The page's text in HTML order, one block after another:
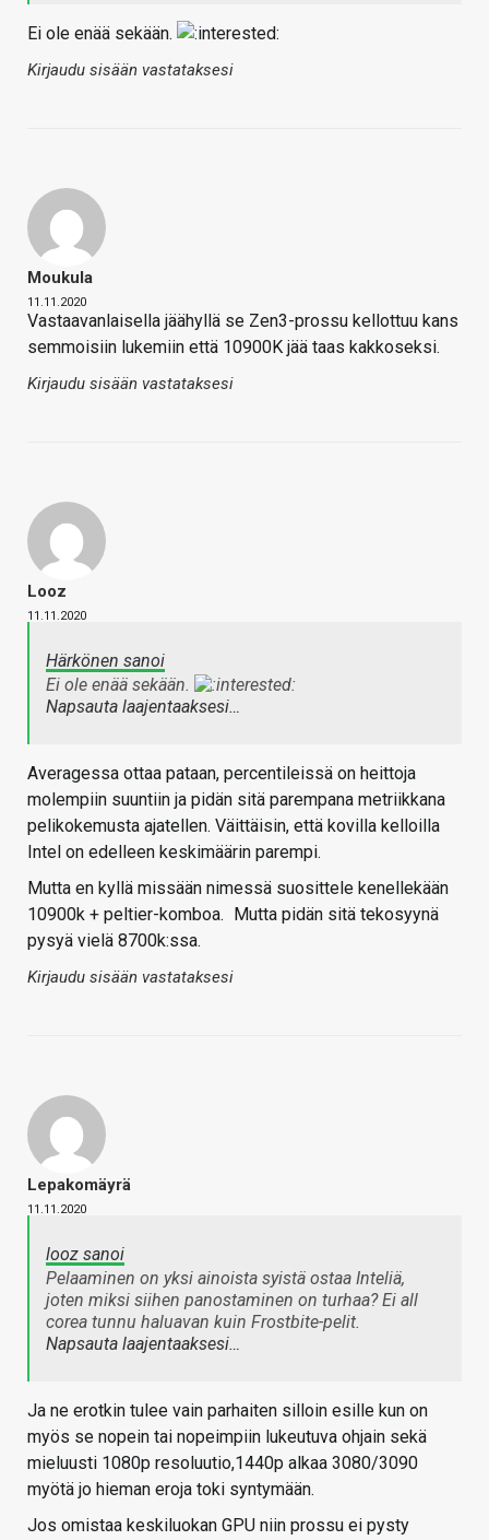
Ei ole enää sekään.
Kirjaudu sisään vastataksesi
Moukula
11.11.2020
Vastaavanlaisella jäähyllä se Zen3-prossu kellottuu kans
semmoisiin lukemiin että 10900K jää taas kakkoseksi.
Kirjaudu sisään vastataksesi
Looz
11.11.2020
Härkönen sanoi
Ei ole enää sekään.
Napsauta laajentaaksesi…
Averagessa ottaa pataan, percentileissä on heittoja
molempiin suuntiin ja pidän sitä parempana metriikkana
pelikokemusta ajatellen. Väittäisin, että kovilla kelloilla
Intel on edelleen keskimäärin parempi.
Mutta en kyllä missään nimessä suosittele kenellekään
10900k + peltier-komboa.
Mutta pidän sitä tekosyynä
pysyä vielä 8700k:ssa.
Kirjaudu sisään vastataksesi
Lepakomäyrä
11.11.2020
looz sanoi
Pelaaminen on yksi ainoista syistä ostaa Inteliä,
joten miksi siihen panostaminen on turhaa? Ei all
corea tunnu haluavan kuin Frostbite-pelit.
Napsauta laajentaaksesi…
Ja ne erotkin tulee vain parhaiten silloin esille kun on
myös se nopein tai nopeimpiin lukeutuva ohjain sekä
mieluusti 1080p resoluutio,1440p alkaa 3080/3090
myötä jo hieman eroja toki syntymään.
Jos omistaa keskiluokan GPU niin prossu ei pysty